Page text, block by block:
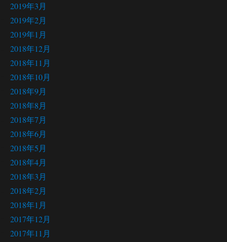
2019年3月
2019年2月
2019年1月
2018年12月
2018年11月
2018年10月
2018年9月
2018年8月
2018年7月
2018年6月
2018年5月
2018年4月
2018年3月
2018年2月
2018年1月
2017年12月
2017年11月